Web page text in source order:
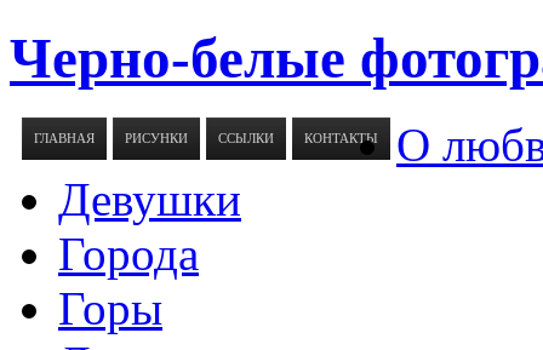
Черно-белые
ГЛАВНАЯ РИСУНКИ ССЫЛКИ КОНТАКТЫ
О
Девушки
Города
Горы